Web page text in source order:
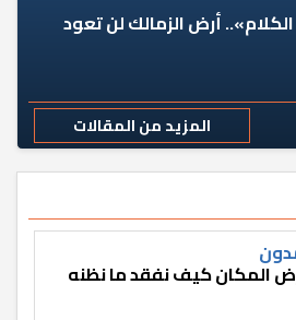
أرض الزمالك لن تعود
المزيد من المقالات
المكان كيف نفقد ما نظنه